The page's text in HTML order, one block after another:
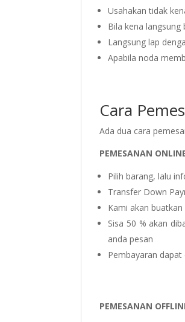
Usahakan tidak
Bila kena langsung
Langsung lap
Apabila noda
Cara
Ada dua cara
PEMESANAN
Pilih barang, lalu
Transfer Down
Kami akan
Sisa 50 % akan
anda pesan
Pembayaran
PEMESANAN